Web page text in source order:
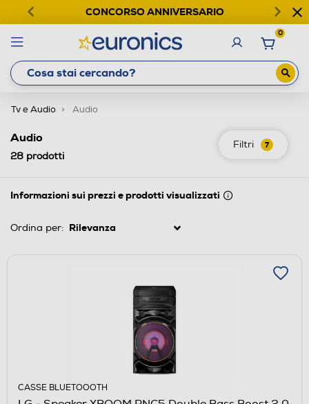
CONCORSO ANNIVERSARIO
0
Tv e Audio Audio
Filtri 7
Audio
28 prodotti
Informazioni sui prezzi e prodotti visualizzati
Ordina per:
CASSE BLUETOOOTH